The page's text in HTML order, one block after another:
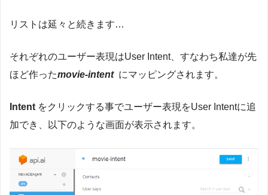
リストは延々と続きます…
それぞれのユーザー表現はUser Intent、すなわち私達が先
ほど作ったmovie-intentにマッピングされます。
Intent をクリックする事でユーザー表現をUser Intentに追
加でき、以下のような画面が表示されます。